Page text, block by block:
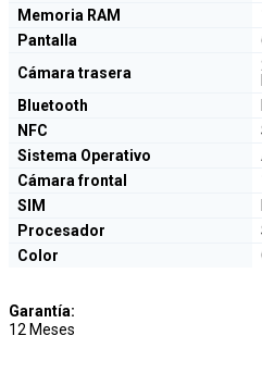
Memoria RAM
Pantalla
Cámara trasera
Bluetooth
NFC
Sistema Operativo
Cámara frontal
SIM
Procesador
Color
Garantía:
12 Meses